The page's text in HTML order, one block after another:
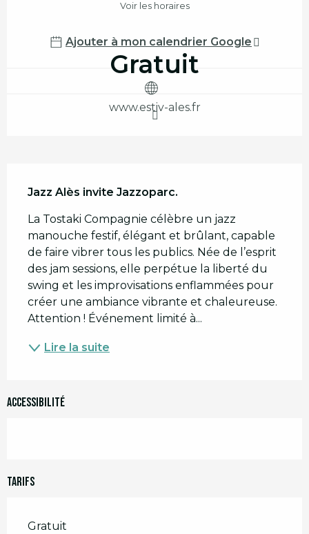
Voir les horaires
Ajouter à mon calendrier Google
Gratuit
www.estiv-ales.fr
Description
Jazz Alès invite Jazzoparc.
La Tostaki Compagnie célèbre un jazz
manouche festif, élégant et brûlant, capable
de faire vibrer tous les publics. Née de l’esprit
des jam sessions, elle perpétue la liberté du
swing et les improvisations enflammées pour
créer une ambiance vibrante et chaleureuse.
Attention ! Événement limité à...
Lire la suite
Accessibilité
Tarifs
Gratuit